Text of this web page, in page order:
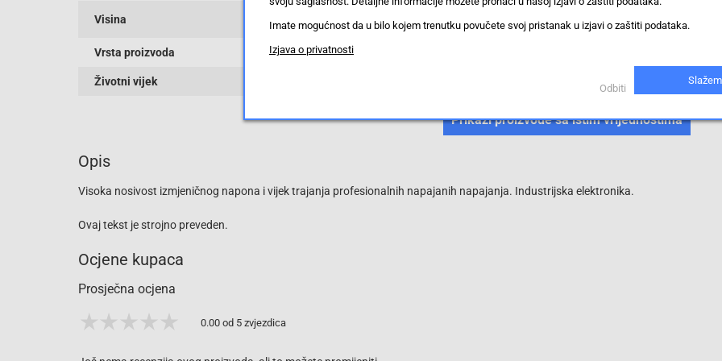
Visina
Vrsta proizvoda
Životni vijek
Prikaži proizvode sa istim vrijednostima
Opis
Visoka nosivost izmjeničnog napona i vijek trajanja profesionalnih napajanih napajanja. Industrijska elektronika.
Ovaj tekst je strojno preveden.
Ocjene kupaca
Prosječna ocjena
0.00 od 5 zvjezdica
Imate mogućnost da u bilo kojem trenutku povučete svoj pristanak u izjavi o zaštiti podataka.
Izjava o privatnosti
Odbiti